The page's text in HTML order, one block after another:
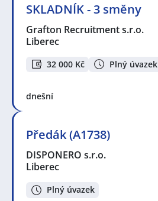
SKLADNÍK - 3 směny
Grafton Recruitment s.r.o.
Liberec
32 000 Kč Plný úvazek
dnešní
Předák (A1738)
DISPONERO s.r.o.
Liberec
Plný úvazek